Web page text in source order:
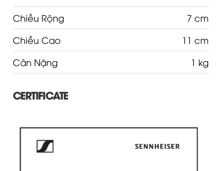
Chiều Rộng
7 cm
Chiều Cao
11 cm
Cân Nặng
1 kg
CERTIFICATE